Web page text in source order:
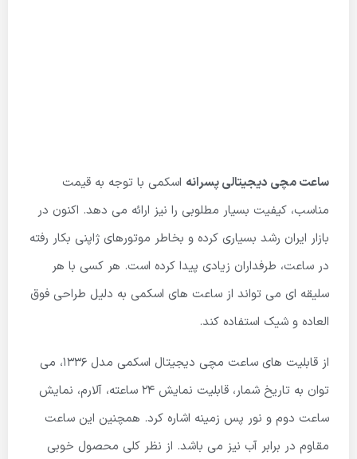
ساعت مچی دیجیتالی پسرانه اسکمی با توجه به قیمت
مناسب، کیفیت بسیار مطلوبی را نیز ارائه می دهد. اکنون در
بازار ایران رشد بسیاری کرده و بخاطر موتورهای ژاپنی بکار رفته
در ساعت، طرفداران زیادی پیدا کرده است. هر کسی با هر
سلیقه ای می تواند از ساعت های اسکمی به دلیل طراحی فوق
العاده و شیک استفاده کند.
از قابلیت های ساعت مچی دیجیتال اسکمی مدل 1336، می
توان به تاریخ شمار، قابلیت نمایش 24 ساعته، آلارم، نمایش
ساعت دوم و نور پس زمینه اشاره کرد. همچنین این ساعت
مقاوم در برابر آب نیز می باشد. از نظر کلی محصول خوبی